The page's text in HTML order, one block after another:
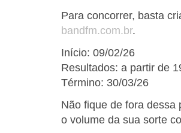
Para concorrer, basta
bandfm.com.br.
Início: 09/02/26
Resultados: a partir de
Término: 30/03/26
Não fique de fora dessa
o volume da sua sorte